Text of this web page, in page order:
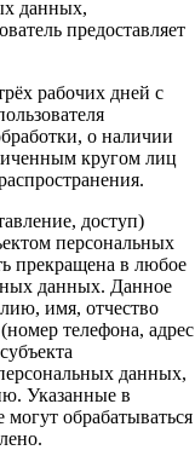
данных,
предоставляет
рабочих дней с
о наличии
кругом лиц
доступ)
персональных
прекращена в любое
данных. Данное
имя, отчество
телефона, адрес
данных,
Указанные в
обрабатываться